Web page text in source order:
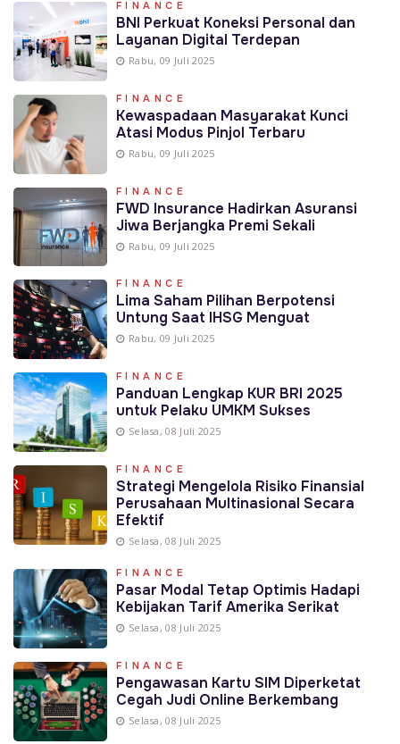
FINANCE
BNI Perkuat Koneksi Personal dan
Layanan Digital Terdepan
Rabu, 09 Juli 2025
FINANCE
Kewaspadaan Masyarakat Kunci
Atasi Modus Pinjol Terbaru
Rabu, 09 Juli 2025
FINANCE
FWD Insurance Hadirkan Asuransi
Jiwa Berjangka Premi Sekali
Rabu, 09 Juli 2025
FINANCE
Lima Saham Pilihan Berpotensi
Untung Saat IHSG Menguat
Rabu, 09 Juli 2025
FINANCE
Panduan Lengkap KUR BRI 2025
untuk Pelaku UMKM Sukses
Selasa, 08 Juli 2025
FINANCE
Strategi Mengelola Risiko Finansial
Perusahaan Multinasional Secara
Efektif
Selasa, 08 Juli 2025
FINANCE
Pasar Modal Tetap Optimis Hadapi
Kebijakan Tarif Amerika Serikat
Selasa, 08 Juli 2025
FINANCE
Pengawasan Kartu SIM Diperketat
Cegah Judi Online Berkembang
Selasa, 08 Juli 2025